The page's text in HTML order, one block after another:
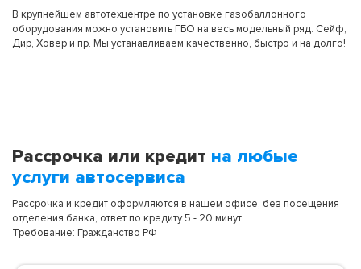
В крупнейшем автотехцентре по установке газобаллонного
оборудования можно установить ГБО на весь модельный ряд: Сейф,
Дир, Ховер и пр. Мы устанавливаем качественно, быстро и на долго!
Рассрочка или кредит на любые
услуги автосервиса
Рассрочка и кредит оформляются в нашем офисе, без посещения
отделения банка, ответ по кредиту 5 - 20 минут
Требование: Гражданство РФ